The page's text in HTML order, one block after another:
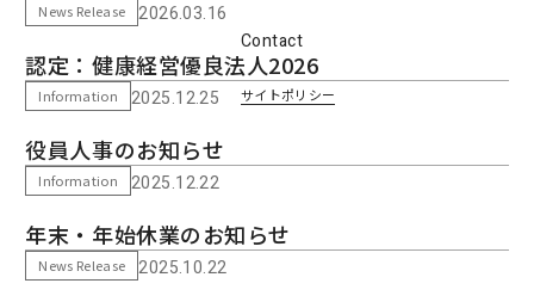
Contact
サイトポリシー
News Release 2026.03.16
認定：健康経営優良法人2026
Information 2025.12.25
役員人事のお知らせ
Information 2025.12.22
年末・年始休業のお知らせ
News Release 2025.10.22